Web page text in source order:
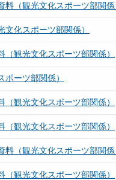
（観光文化スポーツ部関係
化スポーツ部関係）
観光文化スポーツ部関係）
ーツ部関係）
観光文化スポーツ部関係）
観光文化スポーツ部関係）
（観光文化スポーツ部関係
観光文化スポーツ部関係）